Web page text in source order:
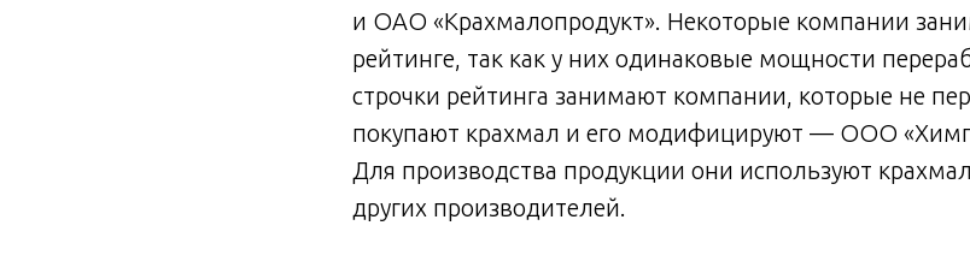
и ОАО «Крахмалопродукт». Некоторые компании
рейтинге, так как у них одинаковые мощности
строчки рейтинга занимают компании, которые не
покупают крахмал и его модифицируют — ООО
Для производства продукции они используют
других производителей.